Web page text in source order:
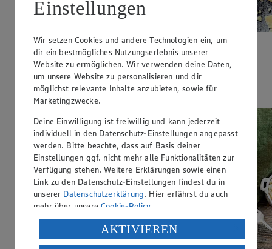
Tagliatelle mit Hackbällchen
Zubereitungsdauer
40 min.
Einstellungen
Wir setzen Cookies und andere Technologien ein, um
dir ein bestmögliches Nutzungserlebnis unserer
Website zu ermöglichen. Wir verwenden deine Daten,
um unsere Website zu personalisieren und dir
möglichst relevante Inhalte anzubieten, sowie für
Marketingzwecke.
Deine Einwilligung ist freiwillig und kann jederzeit
individuell in den Datenschutz-Einstellungen angepasst
werden. Bitte beachte, dass auf Basis deiner
Einstellungen ggf. nicht mehr alle Funktionalitäten zur
Verfügung stehen. Weitere Erklärungen sowie einen
Link zu den Datenschutz-Einstellungen findest du in
unserer Datenschutzerklärung. Hier erfährst du auch
mehr über unsereCookie-Policy.
Verarbeitung deiner personenbezogenen Daten in den
USA durch Facebook und YouTube:
AKTIVIEREN